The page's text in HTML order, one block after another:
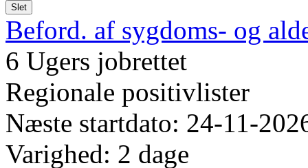
Slet
Beford. af sygdoms- og
6 Ugers jobrettet
Regionale positivlister
Næste startdato: 24-11-
Varighed: 2 dage